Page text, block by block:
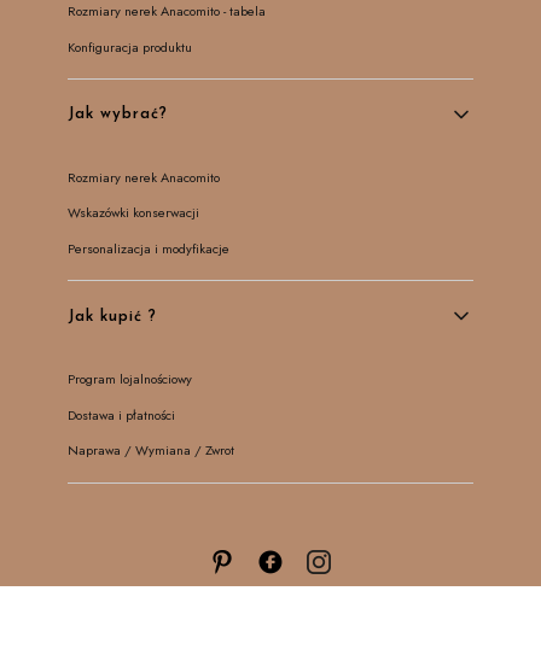
Rozmiary nerek Anacomito - tabela
Konfiguracja produktu
Jak wybrać?
Rozmiary nerek Anacomito
Wskazówki konserwacji
Personalizacja i modyfikacje
Jak kupić ?
Program lojalnościowy
Dostawa i płatności
Naprawa / Wymiana / Zwrot